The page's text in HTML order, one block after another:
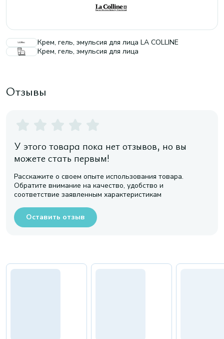
Крем, гель, эмульсия для лица LA COLLINE
Крем, гель, эмульсия для лица
Отзывы
У этого товара пока нет отзывов, но вы
можете стать первым!
Расскажите о своем опыте использования товара.
Обратите внимание на качество, удобство и
соответствие заявленным характеристикам
Оставить отзыв